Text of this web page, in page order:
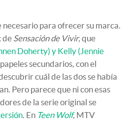
necesario para ofrecer su marca.
de Sensación de Vivir, que
Doherty) y Kelly (Jennie
secundarios, con el
cuál de las dos se había
Pero parece que ni con esas
de la serie original se
. En Teen Wolf, MTV